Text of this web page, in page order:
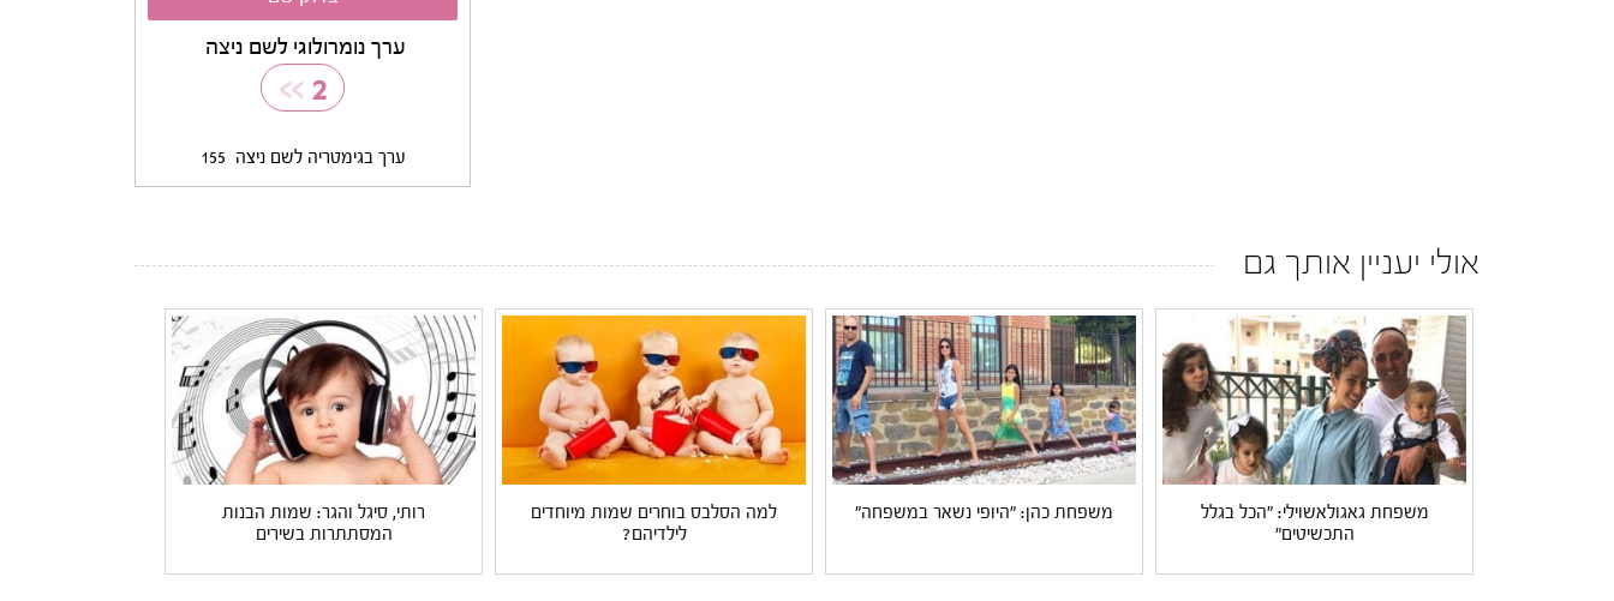
ערך נומרולוגי לשם ניצה
2
>>
ערך בגימטריה לשם ניצה 155
אולי יעניין אותך גם
משפחת גאגולאשוילי: "הכל בגלל
התכשיטים"
משפחת כהן: "היופי נשאר במשפחה"
למה הסלבס בוחרים שמות מיוחדים
לילדיהם?
רותי, סיגל והגר: שמות הבנות
המסתתרות בשירים